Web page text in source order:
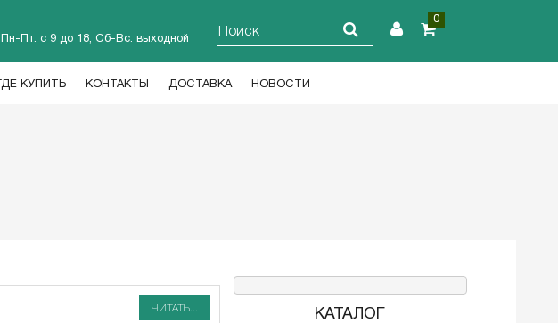
Пн-Пт: с 9 до 18, Сб-Вс: выходной
0
ГДЕ КУПИТЬ КОНТАКТЫ ДОСТАВКА НОВОСТИ
ЧИТАТЬ... КАТАЛОГ